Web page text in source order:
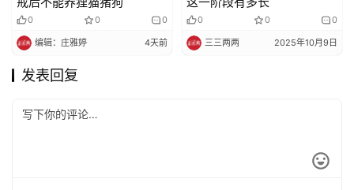
0 0 0
编辑：庄雅婷 4天前
0 0 0
三三两两 2025年10月9日
发表回复